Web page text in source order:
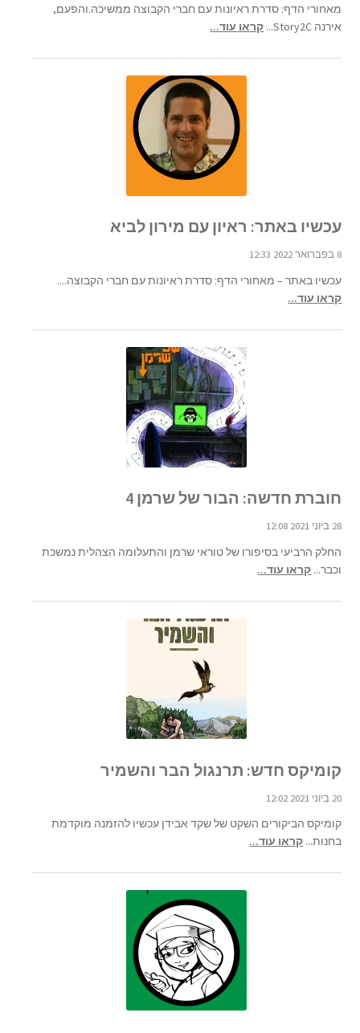
מאחורי הדף: סדרת ראיונות עם חברי הקבוצה ממשיכה.והפעם,
אירנה Story2C...
קראו עוד...
עכשיו באתר: ראיון עם מירון לביא
8 בפברואר 2022 12:33
עכשיו באתר – מאחורי הדף: סדרת ראיונות עם חברי הקבוצה....
קראו עוד...
חוברת חדשה: הבור של שרמן 4
28 ביוני 2021 12:08
החלק הרביעי בסיפורו של טוראי שרמן והתעלומה הצהלית נמשכת
וכבר... קראו עוד...
קומיקס חדש: תרנגול הבר והשמיר
20 ביוני 2021 12:02
קומיקס הביקורים השקט של שקד אבידן עכשיו להזמנה מוקדמת
בחנות... קראו עוד...